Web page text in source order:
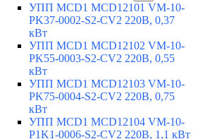
УПП MCD1 MCD12101 VM-10-
PK37-0002-S2-CV2 220В, 0,37
кВт
УПП MCD1 MCD12102 VM-10-
PK55-0003-S2-CV2 220В, 0,55
кВт
УПП MCD1 MCD12103 VM-10-
PK75-0004-S2-CV2 220В, 0,75
кВт
УПП MCD1 MCD12104 VM-10-
P1K1-0006-S2-CV2 220В, 1,1 кВт